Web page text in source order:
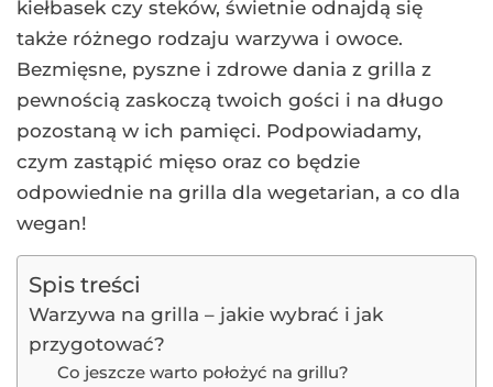
kiełbasek czy steków, świetnie odnajdą się
także różnego rodzaju warzywa i owoce.
Bezmięsne, pyszne i zdrowe dania z grilla z
pewnością zaskoczą twoich gości i na długo
pozostaną w ich pamięci. Podpowiadamy,
czym zastąpić mięso oraz co będzie
odpowiednie na grilla dla wegetarian, a co dla
wegan!
Spis treści
Warzywa na grilla – jakie wybrać i jak
przygotować?
Co jeszcze warto położyć na grillu?